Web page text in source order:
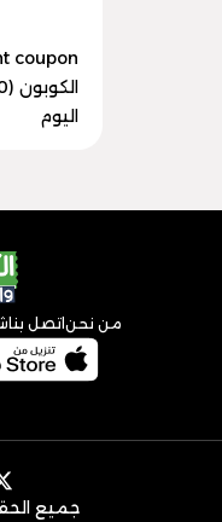
اليوم
من نحن اتصل بنا
جميع